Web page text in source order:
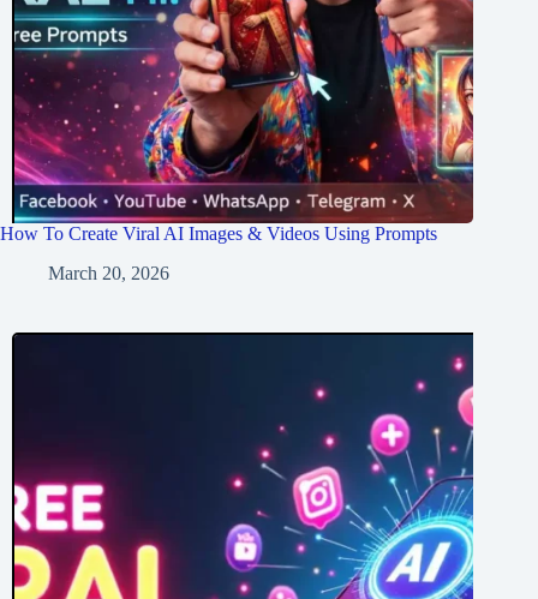
How To Create Viral AI Images & Videos Using Prompts
March 20, 2026